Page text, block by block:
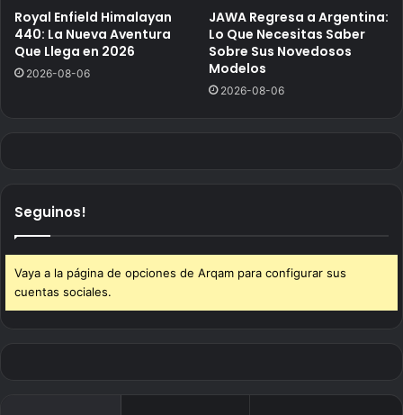
Royal Enfield Himalayan
440: La Nueva Aventura
Que Llega en 2026
2026-08-06
JAWA Regresa a Argentina:
Lo Que Necesitas Saber
Sobre Sus Novedosos
Modelos
2026-08-06
Seguinos!
Vaya a la página de opciones de Arqam para configurar sus
cuentas sociales.